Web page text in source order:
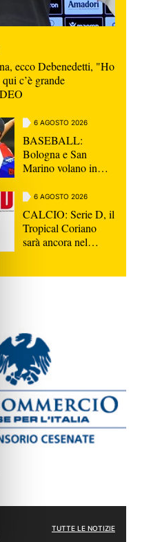
ecco Debenedetti, "Ho
c’è grande
6 AGOSTO 2026
BASEBALL:
Bologna e San
Marino volano in
6 AGOSTO 2026
CALCIO: Serie D, il
Tropical Coriano
sarà ancora nel
TUTTE LE NOTIZIE